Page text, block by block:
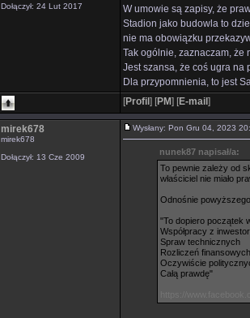
Dołączył: 24 Lut 2017
W umowie są zapisy, że
Stadion jako budowla to
nie ma obowiązku
Tak ogólnie, zaznaczam, że
Jest szansa, że coś ugra na
Dla przypomnienia, to jest
[Profil ] [PM] [E-mail ]
mirek678
mirek678
Dołączył: 13 Cze 2009
Wysłany: Pon Gru 04, 2023
nunek87 napisał/a:
To pewnie zależy od
właściciel nie miało
Odnośnie
"To dopiero początek
Współpracy z
Spraw technicznych
Rozliczeń finansowych
Oczywiście
Całą prawdę"